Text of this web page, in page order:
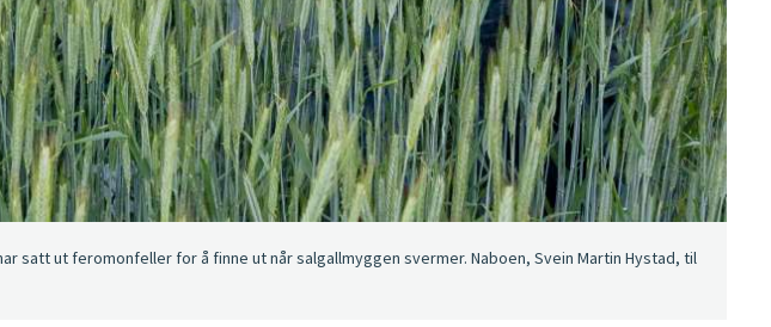
satt ut feromonfeller for å finne ut når salgallmyggen svermer. Naboen, Svein Martin Hystad, til